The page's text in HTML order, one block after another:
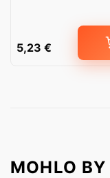
5,23 €
MOHLO